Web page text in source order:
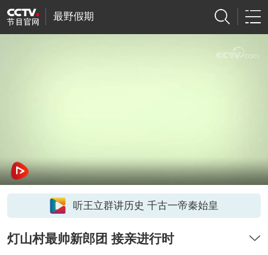
最野假期
听王立群讲历史 千古一帝秦始皇
灯山村最帅新郎团 接亲进行时